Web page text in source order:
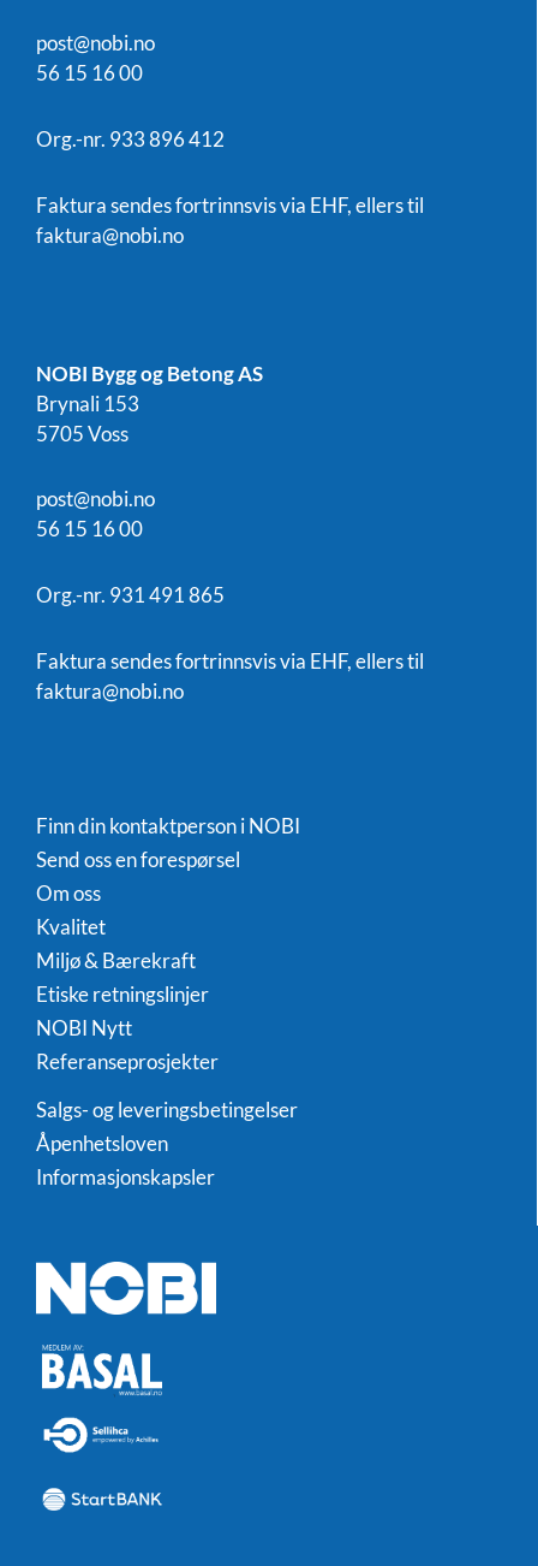
post@nobi.no
56 15 16 00
Org.-nr. 933 896 412
Faktura sendes fortrinnsvis via EHF, ellers til
faktura@nobi.no
NOBI Bygg og Betong AS
Brynali 153
5705 Voss
post@nobi.no
56 15 16 00
Org.-nr. 931 491 865
Faktura sendes fortrinnsvis via EHF, ellers til
faktura@nobi.no
Finn din kontaktperson i NOBI
Send oss en forespørsel
Om oss
Kvalitet
Miljø & Bærekraft
Etiske retningslinjer
NOBI Nytt
Referanseprosjekter
Salgs- og leveringsbetingelser
Åpenhetsloven
Informasjonskapsler